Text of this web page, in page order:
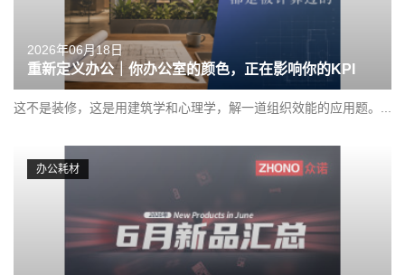
2026年06月18日
重新定义办公｜你办公室的颜色，正在影响你的KPI
这不是装修，这是用建筑学和心理学，解一道组织效能的应用题。...
办公耗材